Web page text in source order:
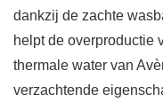
dankzij de zachte
helpt de overproductie
thermale water van
verzachtende